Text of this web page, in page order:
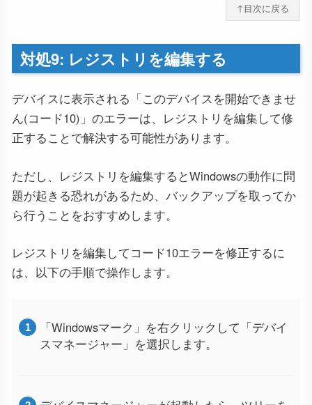
↑目次に戻る
対処9: レジストリを編集する
デバイスに表示される「このデバイスを開始できませ
ん(コード10)」のエラーは、レジストリを編集して修
正することで解決する可能性があります。
ただし、レジストリを編集するとWindowsの動作に問
題が起きる恐れがあるため、バックアップを取ってか
ら行うことをおすすめします。
レジストリを編集してコード10エラーを修正するに
は、以下の手順で操作します。
「Windowsマーク」を右クリックして「デバイ
スマネージャー」を選択します。